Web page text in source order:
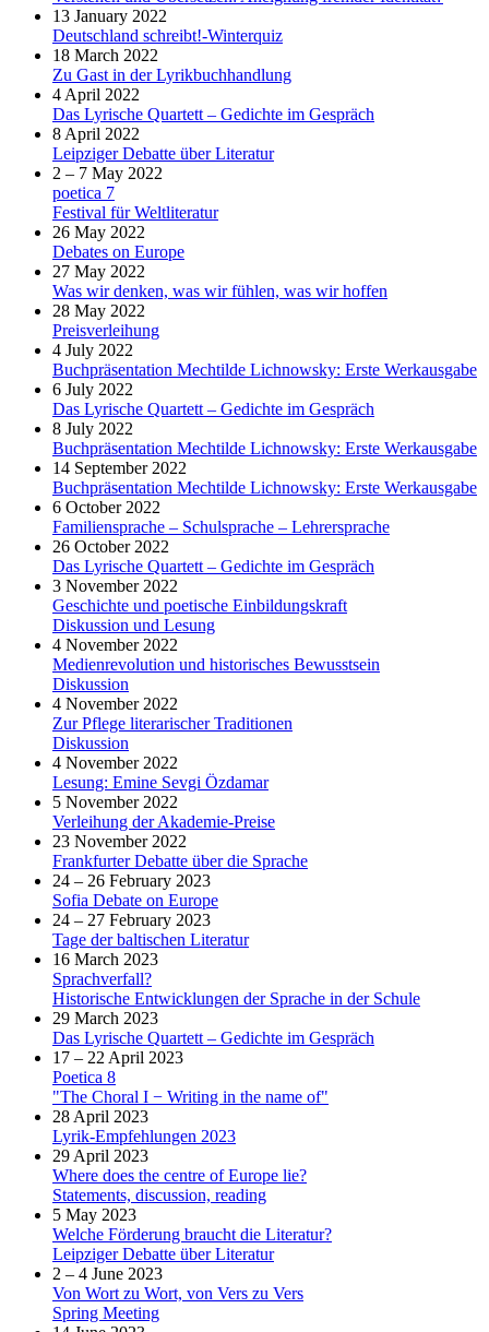
13 January 2022
Deutschland schreibt!-Winterquiz
18 March 2022
Zu Gast in der Lyrikbuchhandlung
4 April 2022
Das Lyrische Quartett – Gedichte im Gespräch
8 April 2022
Leipziger Debatte über Literatur
2 – 7 May 2022
poetica 7
Festival für Weltliteratur
26 May 2022
Debates on Europe
27 May 2022
Was wir denken, was wir fühlen, was wir hoffen
28 May 2022
Preisverleihung
4 July 2022
Buchpräsentation Mechtilde Lichnowsky: Erste Werkausgabe
6 July 2022
Das Lyrische Quartett – Gedichte im Gespräch
8 July 2022
Buchpräsentation Mechtilde Lichnowsky: Erste Werkausgabe
14 September 2022
Buchpräsentation Mechtilde Lichnowsky: Erste Werkausgabe
6 October 2022
Familiensprache – Schulsprache – Lehrersprache
26 October 2022
Das Lyrische Quartett – Gedichte im Gespräch
3 November 2022
Geschichte und poetische Einbildungskraft
Diskussion und Lesung
4 November 2022
Medienrevolution und historisches Bewusstsein
Diskussion
4 November 2022
Zur Pflege literarischer Traditionen
Diskussion
4 November 2022
Lesung: Emine Sevgi Özdamar
5 November 2022
Verleihung der Akademie-Preise
23 November 2022
Frankfurter Debatte über die Sprache
24 – 26 February 2023
Sofia Debate on Europe
24 – 27 February 2023
Tage der baltischen Literatur
16 March 2023
Sprachverfall?
Historische Entwicklungen der Sprache in der Schule
29 March 2023
Das Lyrische Quartett – Gedichte im Gespräch
17 – 22 April 2023
Poetica 8
"The Choral I − Writing in the name of"
28 April 2023
Lyrik-Empfehlungen 2023
29 April 2023
Where does the centre of Europe lie?
Statements, discussion, reading
5 May 2023
Welche Förderung braucht die Literatur?
Leipziger Debatte über Literatur
2 – 4 June 2023
Von Wort zu Wort, von Vers zu Vers
Spring Meeting